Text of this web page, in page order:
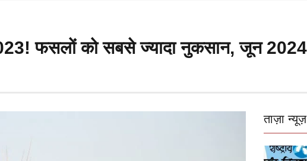
फसलों को सबसे ज्यादा नुकसान, जून
ताज़ा न्यूज़